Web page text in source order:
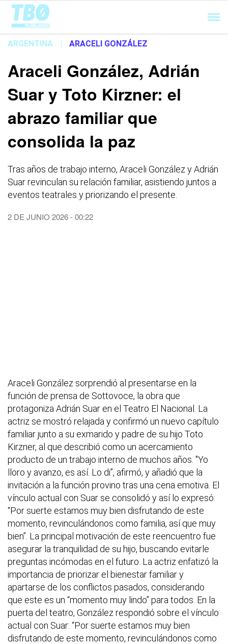
Cargando...
ARGENTINA | ARACELI GONZÁLEZ
Araceli González, Adrián
Suar y Toto Kirzner: el
abrazo familiar que
consolida la paz
Tras años de trabajo interno, Araceli González y Adrián
Suar revinculan su relación familiar, asistiendo juntos a
eventos teatrales y priorizando el presente.
2 DE JUNIO 2026 - 00:22
Araceli González sorprendió al presentarse en la
función de prensa de Sottovoce, la obra que
protagoniza Adrián Suar en el Teatro El Nacional. La
actriz se mostró relajada y confirmó un nuevo capítulo
familiar junto a su exmarido y padre de su hijo Toto
Kirzner, al que describió como un acercamiento
producto de un trabajo interno de muchos años. "Yo
lloro y avanzo, es así. Lo di”, afirmó, y añadió que la
invitación a la función provino tras una cena emotiva. El
vínculo actual con Suar se consolidó y así lo expresó:
“Por suerte estamos muy bien disfrutando de este
momento, revinculándonos como familia, así que muy
bien”. La principal motivación de este reencuentro fue
asegurar la tranquilidad de su hijo, buscando evitarle
preguntas incómodas en el futuro. La actriz enfatizó la
importancia de priorizar el bienestar familiar y
apartarse de los conflictos pasados, considerando
que este es un “momento muy lindo” para todos. En la
puerta del teatro, González respondió sobre el vínculo
actual con Suar: “Por suerte estamos muy bien
disfrutando de este momento, revinculándonos como